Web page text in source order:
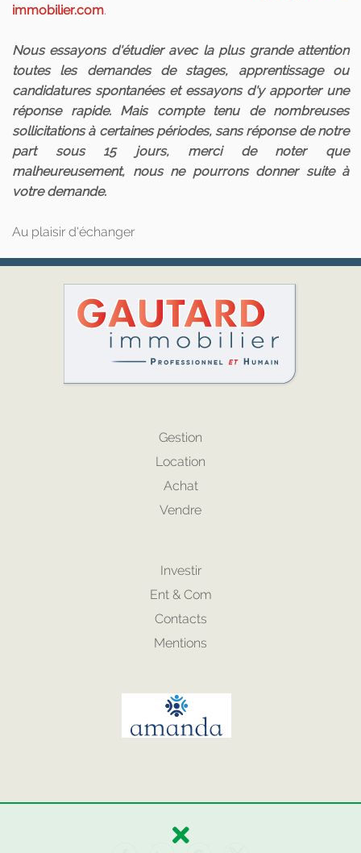
immobilier.com.
Nous essayons d'étudier avec la plus grande attention
toutes les demandes de stages, apprentissage ou
candidatures spontanées et essayons d'y apporter une
réponse rapide. Mais compte tenu de nombreuses
sollicitations à certaines périodes, sans réponse de notre
part sous 15 jours, merci de noter que
malheureusement, nous ne pourrons donner suite à
votre demande.
Au plaisir d'échanger
Gestion
Location
Achat
Vendre
Investir
Ent & Com
Contacts
Mentions